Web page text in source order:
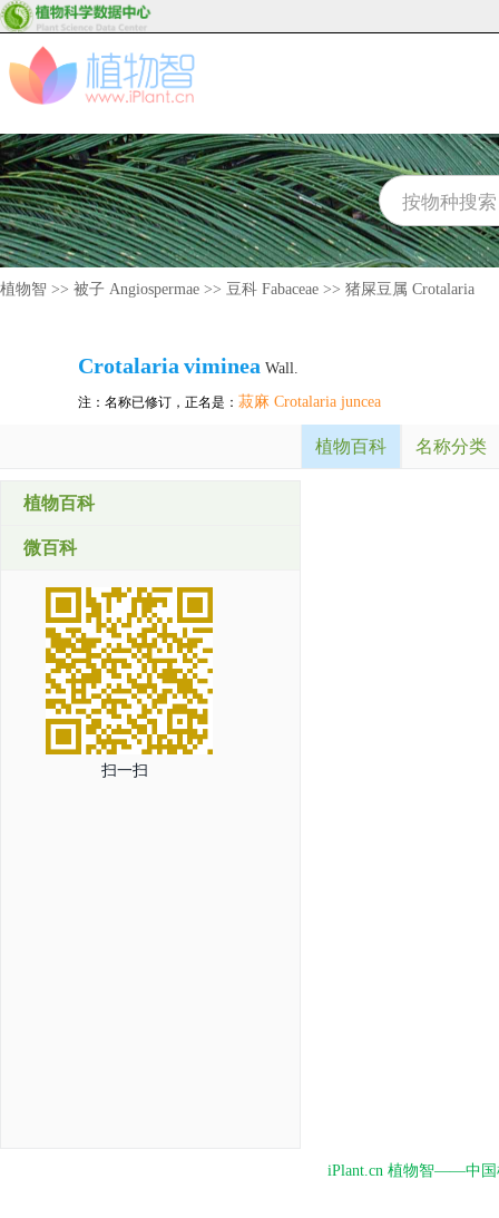
植物智 >> 被子 Angiospermae >> 豆科 Fabaceae >> 猪屎豆属 Crotalaria
Crotalaria viminea Wall.
注：名称已修订，正名是： 菽麻 Crotalaria juncea
植物百科 名称分类
植物百科
微百科
扫一扫
iPlant.cn 植物智——中国